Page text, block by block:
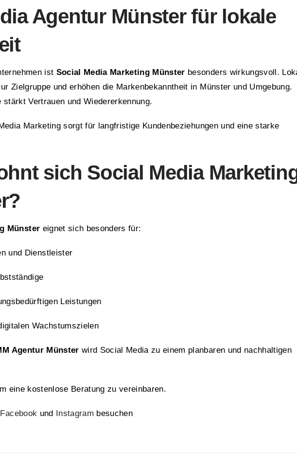
Agentur Münster für lokale
ist Social Media Marketing Münster besonders wirkungsvoll.
Zielgruppe und erhöhen die Markenbekanntheit in Münster und Umgebung.
Vertrauen und Wiedererkennung.
Marketing sorgt für langfristige Kundenbeziehungen und eine starke
sich Social Media
Münster eignet sich besonders für:
und Dienstleister
Leistungen
Wachstumszielen
Agentur Münster wird Social Media zu einem planbaren und nachhaltigen
eine kostenlose Beratung zu vereinbaren.
Facebook und Instagram besuchen